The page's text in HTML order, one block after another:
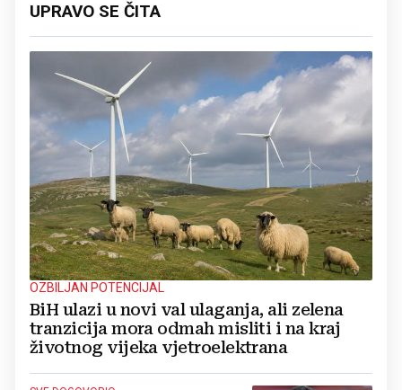
UPRAVO SE ČITA
OZBILJAN POTENCIJAL
BiH ulazi u novi val ulaganja, ali zelena
tranzicija mora odmah misliti i na kraj
životnog vijeka vjetroelektrana